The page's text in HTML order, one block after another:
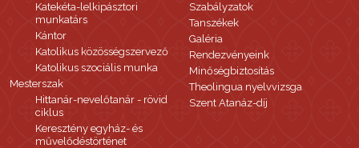
Katekéta-lelkipásztori
munkatárs
Kántor
Katolikus közösségszervező
Katolikus szociális munka
Mesterszak
Hittanár-nevelőtanár - rövid
ciklus
Keresztény egyház- és
művelődéstörténet
Szabályzatok
Tanszékek
Galéria
Rendezvényeink
Minőségbiztosítás
Theolingua nyelvvizsga
Szent Atanáz-díj